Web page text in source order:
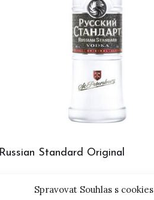
Spravovat Souhlas s cookies
Russian Standard Original